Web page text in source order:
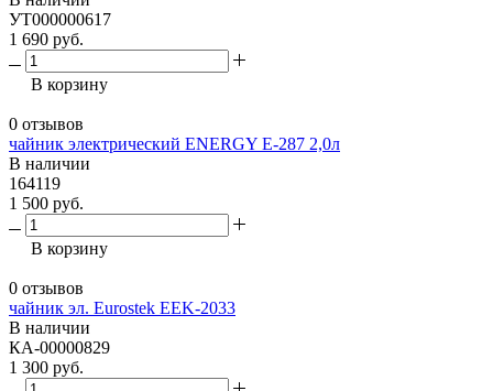
УТ000000617
1 690 руб.
В корзину
0 отзывов
чайник электрический ENERGY E-287 2,0л
В наличии
164119
1 500 руб.
В корзину
0 отзывов
чайник эл. Eurostek EEK-2033
В наличии
КА-00000829
1 300 руб.